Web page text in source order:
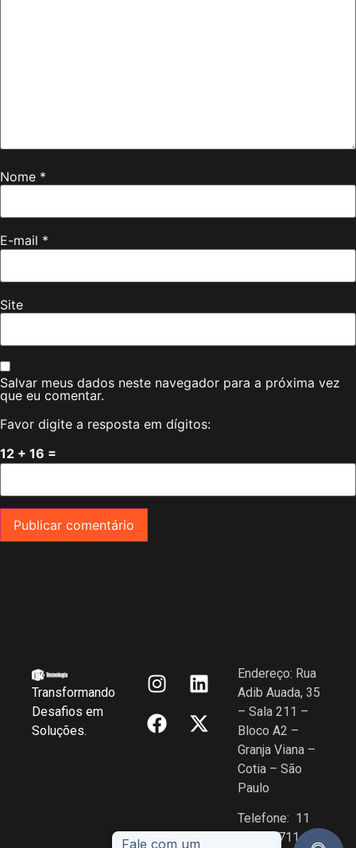
Nome *
E-mail *
Site
Salvar meus dados neste navegador para a próxima vez
que eu comentar.
Favor digite a resposta em dígitos:
12 + 16 =
Transformando
Desafios em
Soluções.
Endereço: Rua
Adib Auada, 35
– Sala 211 –
Bloco A2 –
Granja Viana –
Cotia – São
Paulo
Telefone: 11
5108-2711